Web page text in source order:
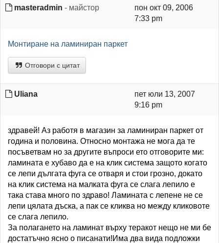
masteradmin - майстор
пон окт 09, 2006
7:33 pm
Монтиране на ламиниран паркет
Отговори с цитат
Uliana
пет юли 13, 2007
9:16 pm
здравей! Аз работя в магазин за ламиниран паркет от
година и половина. Относно монтажа не мога да те
посъветвам но за другите въпроси ето отговорите ми:
ламината е хубаво да е на клик система защото когато
се лепи дългата фуга се отваря и стои грозно, докато
на клик система на малката фуга се слага лепило е
така става много по здраво! Ламината с лепене не се
лепи цялата дъска, а пак се кликва но между кликовоте
се слага лепило.
За полагането на ламинат върху теракот нещо не ми бе
достатъчно ясно о писанати!Има два вида подложки